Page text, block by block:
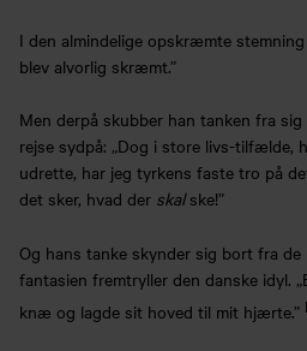
I den almindelige opskræmte
blev alvorlig skræmt.”
Men derpå skubber han tanken fra
rejse sydpå: „Dog i store livs-tilfælde,
udrette, har jeg tyrkens faste tro på
det sker, hvad der skalske!”
Og hans tanke skynder sig bort fra de
fantasien fremtryller den danske idyl.
knæ og lagde sit hoved til mit hjærte.”